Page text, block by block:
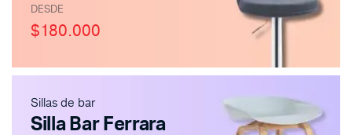
DESDE
$180.000
Sillas de bar
Silla Bar Ferrara